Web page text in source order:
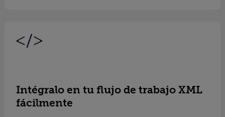
Intégralo en tu flujo de trabajo XML
fácilmente